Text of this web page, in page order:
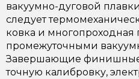
вакуумно-дуговой
следует
ковка и многопроходная
промежуточными
Завершающие
точную калибровку,